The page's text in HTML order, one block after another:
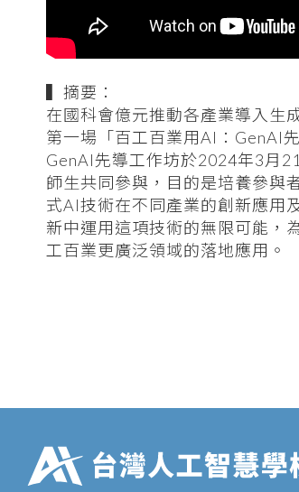
▍摘要：
在國科會億元推動各產業導入生
第一場「百工百業用AI：GenAI
GenAI先導工作坊於2024年3月
師生共同參與，目的是培養參與
式AI技術在不同產業的創新應用
新中運用這項技術的無限可能，
工百業更廣泛領域的落地應用。